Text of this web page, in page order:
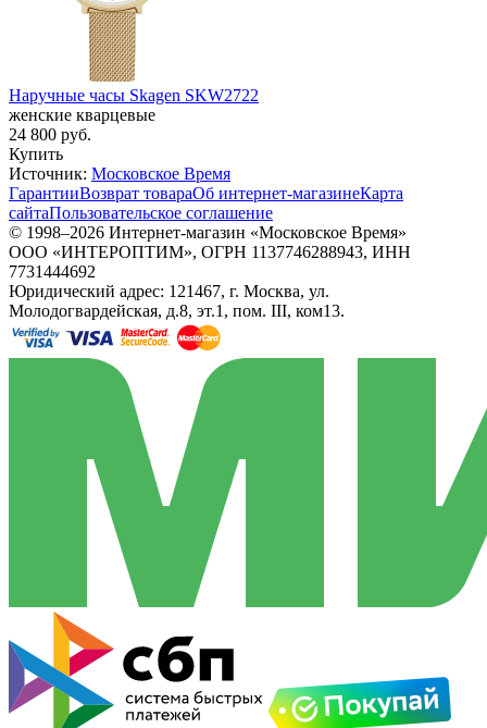
Наручные часы Skagen SKW2722
женские кварцевые
24 800 руб.
Купить
Источник: Московское Время
ГарантииВозврат товараОб интернет-магазинеКарта
сайтаПользовательское соглашение
© 1998–2026 Интернет-магазин «Московское Время»
ООО «ИНТЕРОПТИМ», ОГРН 1137746288943, ИНН
7731444692
Юридический адрес: 121467, г. Москва, ул.
Молодогвардейская, д.8, эт.1, пом. III, ком13.